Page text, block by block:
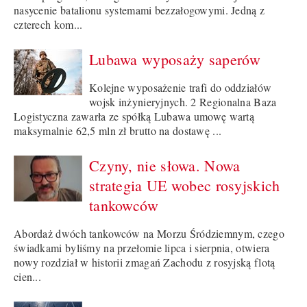
nasycenie batalionu systemami bezzałogowymi. Jedną z
czterech kom...
Lubawa wyposaży saperów
Kolejne wyposażenie trafi do oddziałów
wojsk inżynieryjnych. 2 Regionalna Baza
Logistyczna zawarła ze spółką Lubawa umowę wartą
maksymalnie 62,5 mln zł brutto na dostawę ...
Czyny, nie słowa. Nowa
strategia UE wobec rosyjskich
tankowców
Abordaż dwóch tankowców na Morzu Śródziemnym, czego
świadkami byliśmy na przełomie lipca i sierpnia, otwiera
nowy rozdział w historii zmagań Zachodu z rosyjską flotą
cien...